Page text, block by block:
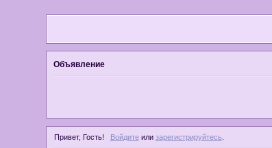
Объявление
Привет, Гость! Войдитеили зарегистрируйтесь